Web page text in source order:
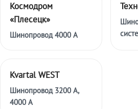
Космодром
«Плесецк»
Шинопровод 4000 А
Kvartal WEST
Шинопровод 3200 А,
4000 А